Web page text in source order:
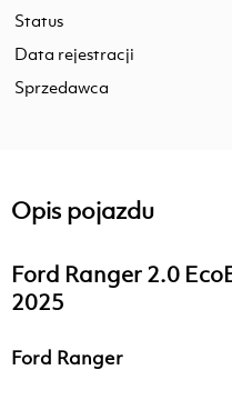
Status
Data rejestracji
Sprzedawca
Opis pojazdu
Ford Ranger 2.0
2025
Ford Ranger